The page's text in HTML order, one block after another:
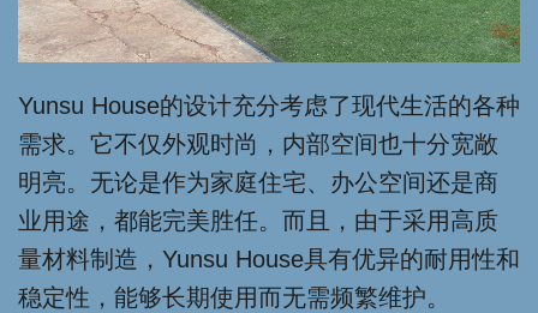
Yunsu House的设计充分考虑了现代生活的各种
需求。它不仅外观时尚，内部空间也十分宽敞
明亮。无论是作为家庭住宅、办公空间还是商
业用途，都能完美胜任。而且，由于采用高质
量材料制造，Yunsu House具有优异的耐用性和
稳定性，能够长期使用而无需频繁维护。